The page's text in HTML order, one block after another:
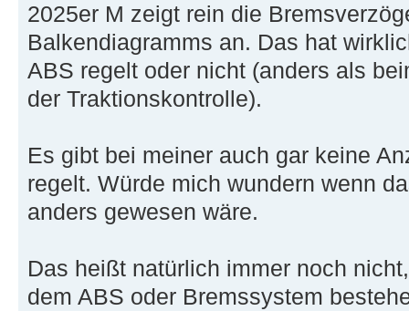
2025er M zeigt rein die
Balkendiagramms an. Das hat
ABS regelt oder nicht (anders als
der Traktionskontrolle).
Es gibt bei meiner auch gar keine
regelt. Würde mich wundern wenn
anders gewesen wäre.
Das heißt natürlich immer noch
dem ABS oder Bremssystem